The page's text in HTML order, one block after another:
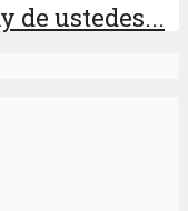
de ustedes...